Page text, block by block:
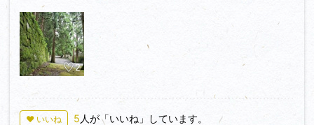
2
♥ いいね 5 人が「いいね」しています。